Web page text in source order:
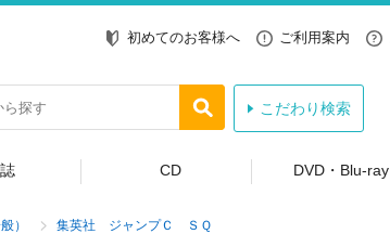
初めてのお客様へ ご利用案内
こだわり検索
CD DVD・Blu-ray
） 集英社 ジャンプＣ ＳＱ